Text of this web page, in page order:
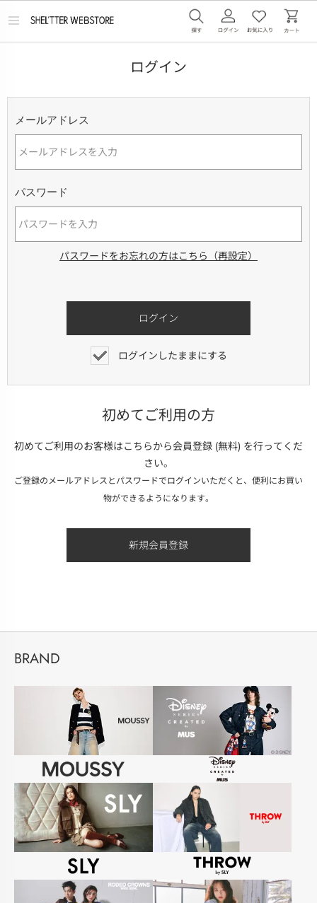
メ
ログイン
メールアドレス
パスワード
パスワードをお忘れの方はこちら（再設定）
ログインしたままにする
初めてご利用の方
初めてご利用のお客様はこちらから会員登録 (無料) を行ってくだ
さい。
ご登録のメールアドレスとパスワードでログインいただくと、便利にお買い
物ができるようになります。
BRAND